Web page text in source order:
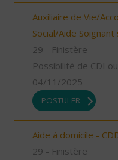
Auxiliaire de Vie/
Social/Aide Soignant
29 - Finistère
Possibilité de CDI
04/11/2025
POSTULER
Aide à domicile -
29 - Finistère